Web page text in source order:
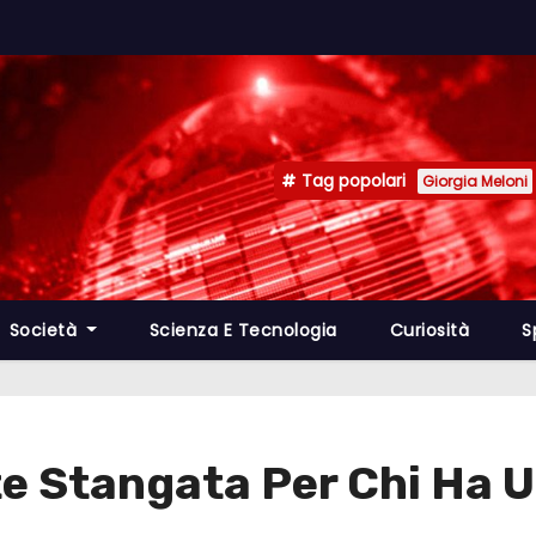
Tag popolari Giorgia Meloni
Società Scienza E Tecnologia Curiosità
Stangata Per Chi Ha